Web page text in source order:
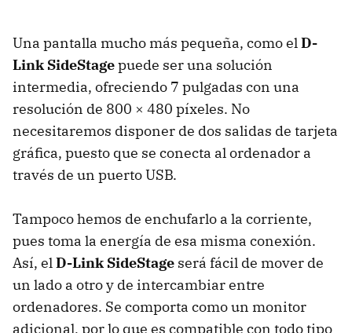
Una pantalla mucho más pequeña, como elD-
Link SideStagepuede ser una solución
intermedia, ofreciendo 7 pulgadas con una
resolución de 800 × 480 píxeles. No
necesitaremos disponer de dos salidas de tarjeta
gráfica, puesto que se conecta al ordenador a
través de un puertoUSB.
Tampoco hemos de enchufarlo a la corriente,
pues toma la energía de esa misma conexión.
Así, elD-Link SideStage será fácil de mover de
un lado a otro y de intercambiar entre
ordenadores. Se comporta como un monitor
adicional, por lo que es compatible con todo tipo